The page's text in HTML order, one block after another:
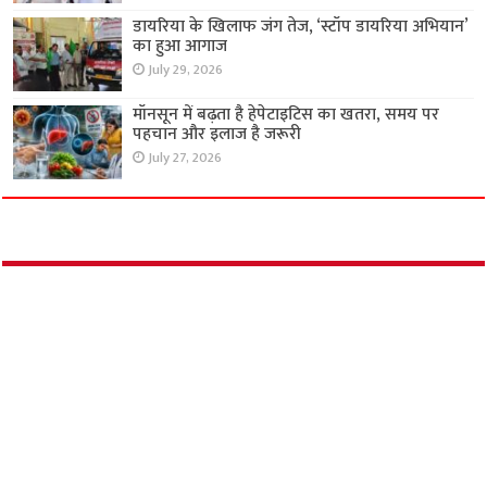
विधायक और स्वास्थ्य विशेषज्ञ
August 4, 2026
डायरिया के खिलाफ जंग तेज, ‘स्टॉप डायरिया अभियान’
का हुआ आगाज
July 29, 2026
मॉनसून में बढ़ता है हेपेटाइटिस का खतरा, समय पर